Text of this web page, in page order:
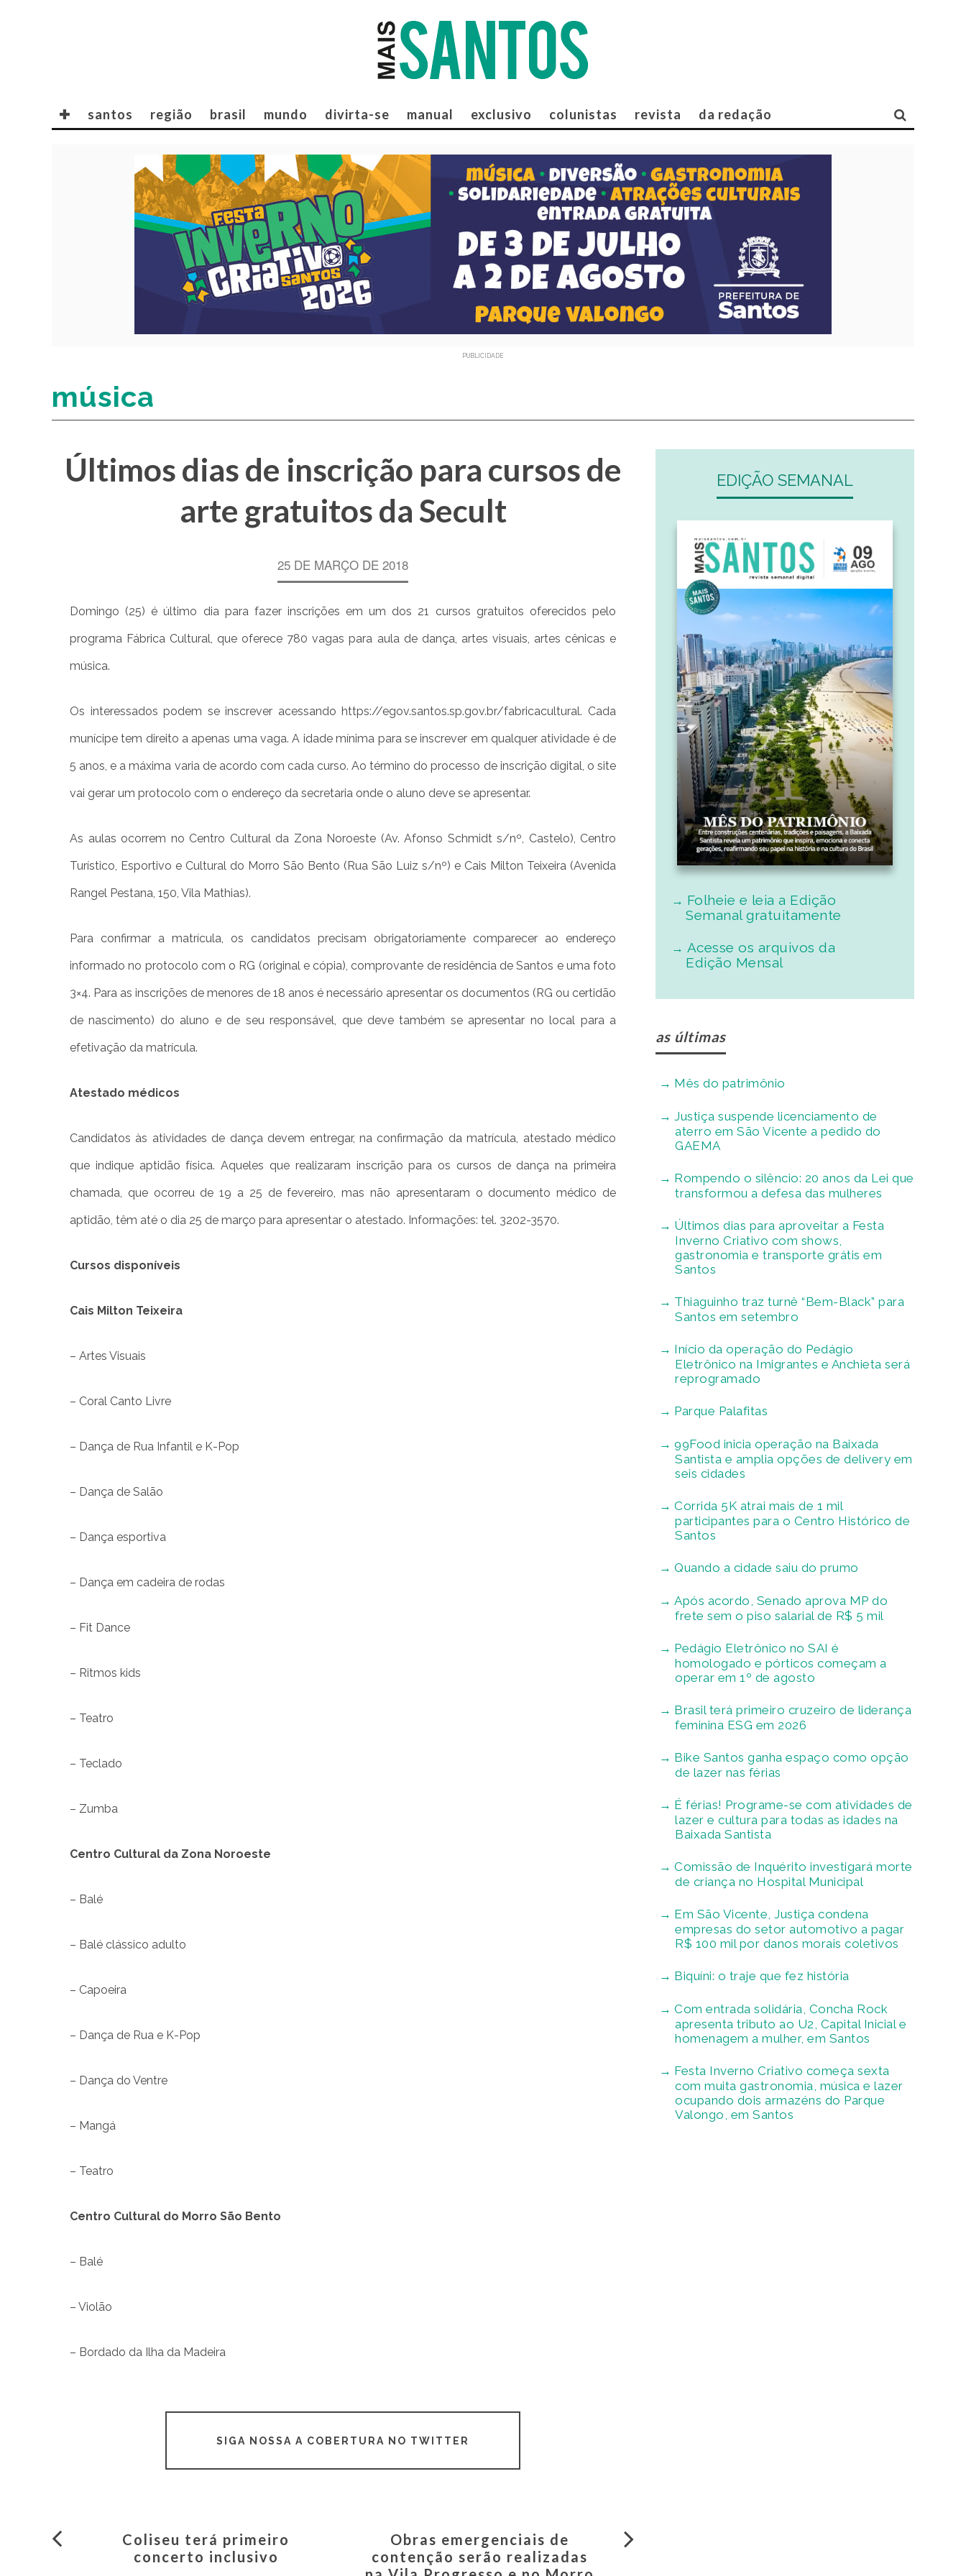
✚ santos região brasil mundo divirta-se manual exclusivo colunistas revista da redação
PUBLICIDADE
música
Últimos dias de inscrição para cursos de
arte gratuitos da Secult
25 DE MARÇO DE 2018
Domingo (25) é último dia para fazer inscrições em um dos 21 cursos gratuitos oferecidos pelo
programa Fábrica Cultural, que oferece 780 vagas para aula de dança, artes visuais, artes cênicas e
música.
Os interessados podem se inscrever acessando https://egov.santos.sp.gov.br/fabricacultural. Cada
munícipe tem direito a apenas uma vaga. A idade mínima para se inscrever em qualquer atividade é de
5 anos, e a máxima varia de acordo com cada curso. Ao término do processo de inscrição digital, o site
vai gerar um protocolo com o endereço da secretaria onde o aluno deve se apresentar.
As aulas ocorrem no Centro Cultural da Zona Noroeste (Av. Afonso Schmidt s/nº, Castelo), Centro
Turístico, Esportivo e Cultural do Morro São Bento (Rua São Luiz s/nº) e Cais Milton Teixeira (Avenida
Rangel Pestana, 150, Vila Mathias).
Para confirmar a matrícula, os candidatos precisam obrigatoriamente comparecer ao endereço
informado no protocolo com o RG (original e cópia), comprovante de residência de Santos e uma foto
3×4. Para as inscrições de menores de 18 anos é necessário apresentar os documentos (RG ou certidão
de nascimento) do aluno e de seu responsável, que deve também se apresentar no local para a
efetivação da matrícula.
Atestado médicos
Candidatos às atividades de dança devem entregar, na confirmação da matrícula, atestado médico
que indique aptidão física. Aqueles que realizaram inscrição para os cursos de dança na primeira
chamada, que ocorreu de 19 a 25 de fevereiro, mas não apresentaram o documento médico de
aptidão, têm até o dia 25 de março para apresentar o atestado. Informações: tel. 3202-3570.
Cursos disponíveis
Cais Milton Teixeira
– Artes Visuais
– Coral Canto Livre
– Dança de Rua Infantil e K-Pop
– Dança de Salão
– Dança esportiva
– Dança em cadeira de rodas
– Fit Dance
– Ritmos kids
– Teatro
– Teclado
– Zumba
Centro Cultural da Zona Noroeste
– Balé
– Balé clássico adulto
– Capoeira
– Dança de Rua e K-Pop
– Dança do Ventre
– Mangá
– Teatro
Centro Cultural do Morro São Bento
– Balé
– Violão
– Bordado da Ilha da Madeira
SIGA NOSSA A COBERTURA NO TWITTER
Coliseu terá primeiro
concerto inclusivo
Obras emergenciais de
contenção serão realizadas
EDIÇÃO SEMANAL
Folheie e leia a Edição
Semanal gratuitamente
Acesse os arquivos da
Edição Mensal
as últimas
Mês do patrimônio
Justiça suspende licenciamento de
aterro em São Vicente a pedido do
GAEMA
Rompendo o silêncio: 20 anos da Lei que
transformou a defesa das mulheres
Últimos dias para aproveitar a Festa
Inverno Criativo com shows,
gastronomia e transporte grátis em
Santos
Thiaguinho traz turnê “Bem-Black” para
Santos em setembro
Início da operação do Pedágio
Eletrônico na Imigrantes e Anchieta será
reprogramado
Parque Palafitas
99Food inicia operação na Baixada
Santista e amplia opções de delivery em
seis cidades
Corrida 5K atrai mais de 1 mil
participantes para o Centro Histórico de
Santos
Quando a cidade saiu do prumo
Após acordo, Senado aprova MP do
frete sem o piso salarial de R$ 5 mil
Pedágio Eletrônico no SAI é
homologado e pórticos começam a
operar em 1º de agosto
Brasil terá primeiro cruzeiro de liderança
feminina ESG em 2026
Bike Santos ganha espaço como opção
de lazer nas férias
É férias! Programe-se com atividades de
lazer e cultura para todas as idades na
Baixada Santista
Comissão de Inquérito investigará morte
de criança no Hospital Municipal
Em São Vicente, Justiça condena
empresas do setor automotivo a pagar
R$ 100 mil por danos morais coletivos
Biquíni: o traje que fez história
Com entrada solidária, Concha Rock
apresenta tributo ao U2, Capital Inicial e
homenagem a mulher, em Santos
Festa Inverno Criativo começa sexta
com muita gastronomia, música e lazer
ocupando dois armazéns do Parque
Valongo, em Santos